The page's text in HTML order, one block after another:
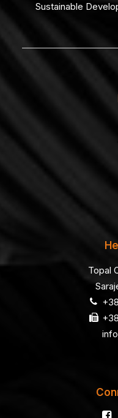
Sustainable
Topal